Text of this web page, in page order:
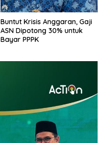
Buntut Krisis Anggaran, Gaji
ASN Dipotong 30% untuk
Bayar PPPK